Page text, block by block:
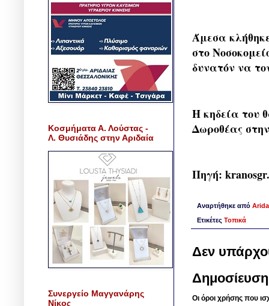
Άμεσα
στο
δυνατόν να
Η κηδεία του
Δωροθέας
Πηγή:
Αναρτήθηκε από
Ετικέτες Τοπικά
Δεν
Οι όροι χρήσης που
Κοσμήματα Α. Λούστας -
Λ. Θυσιάδης στην Αριδαία
Συνεργείο Μαγγανάρης
Νίκος